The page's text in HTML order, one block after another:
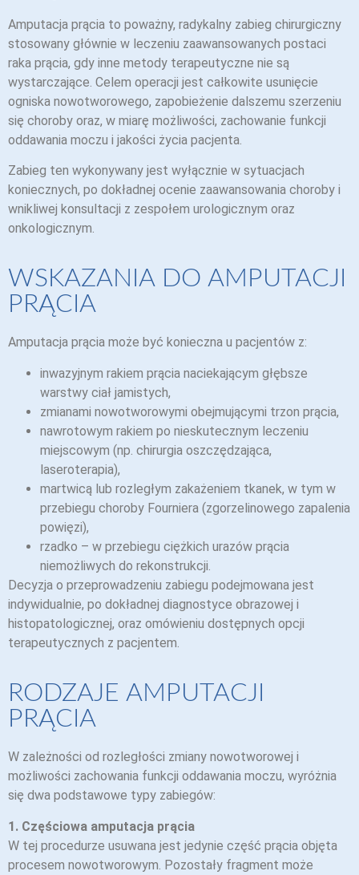
Amputacja prącia to poważny, radykalny zabieg chirurgiczny
stosowany głównie w leczeniu zaawansowanych postaci
raka prącia, gdy inne metody terapeutyczne nie są
wystarczające. Celem operacji jest całkowite usunięcie
ogniska nowotworowego, zapobieżenie dalszemu szerzeniu
się choroby oraz, w miarę możliwości, zachowanie funkcji
oddawania moczu i jakości życia pacjenta.
Zabieg ten wykonywany jest wyłącznie w sytuacjach
koniecznych, po dokładnej ocenie zaawansowania choroby i
wnikliwej konsultacji z zespołem urologicznym oraz
onkologicznym.
WSKAZANIA DO AMPUTACJI
PRĄCIA
Amputacja prącia może być konieczna u pacjentów z:
inwazyjnym rakiem prącia naciekającym głębsze
warstwy ciał jamistych,
zmianami nowotworowymi obejmującymi trzon prącia,
nawrotowym rakiem po nieskutecznym leczeniu
miejscowym (np. chirurgia oszczędzająca,
laseroterapia),
martwicą lub rozległym zakażeniem tkanek, w tym w
przebiegu choroby Fourniera (zgorzelinowego zapalenia
powięzi),
rzadko – w przebiegu ciężkich urazów prącia
niemożliwych do rekonstrukcji.
Decyzja o przeprowadzeniu zabiegu podejmowana jest
indywidualnie, po dokładnej diagnostyce obrazowej i
histopatologicznej, oraz omówieniu dostępnych opcji
terapeutycznych z pacjentem.
RODZAJE AMPUTACJI
PRĄCIA
W zależności od rozległości zmiany nowotworowej i
możliwości zachowania funkcji oddawania moczu, wyróżnia
się dwa podstawowe typy zabiegów:
1. Częściowa amputacja prącia
W tej procedurze usuwana jest jedynie część prącia objęta
procesem nowotworowym. Pozostały fragment może